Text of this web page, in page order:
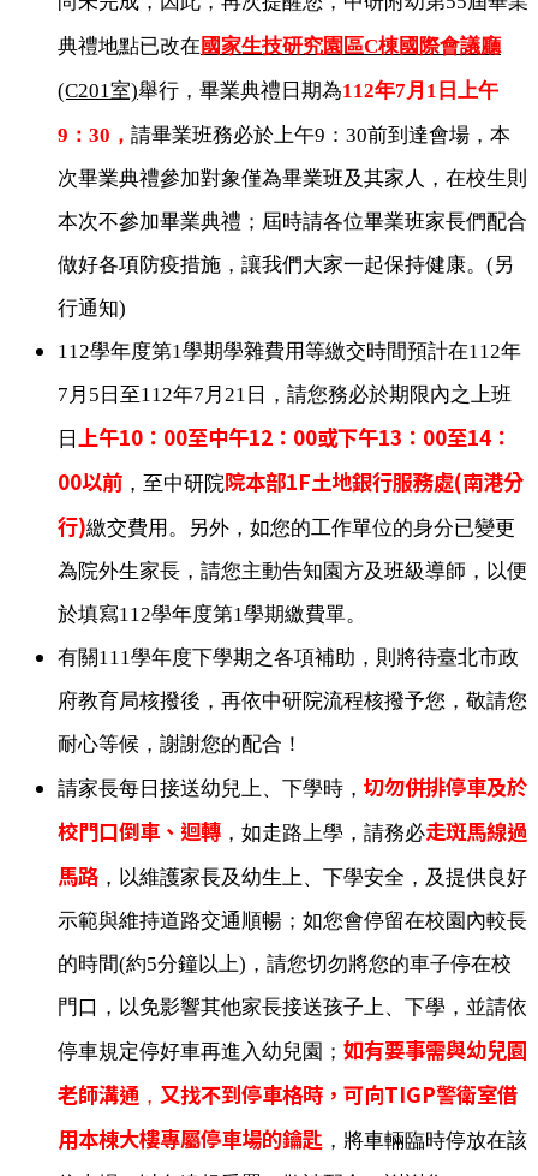
典禮地點已改在 國家生技研究園區C棟國際會議廳
(C201室)舉行，畢業典禮日期為112年7月1日上午
9：30， 請畢業班務必於上午9：30前到達會場， 本
次畢業典禮參加對象僅為畢業班及其家人，在校生則
本次不參加畢業典禮；屆時請各位畢業班家長們配合
做好各項防疫措施，讓我們大家一起保持健康。(另
行通知)
112學年度第1學期學雜費用等繳交時間預計在112年
7月5日至112年7月21日，請您務必於期限內之上班
日 上午10：00至中午12：00或下午13：00至14：
00以前 ，至中研院院本部1F土地銀行服務處(南港分
行)繳交費用。另外，如您的工作單位的身分已變更
為院外生家長，請您主動告知園方及班級導師，以便
於填寫112學年度第1學期繳費單。
有關111學年度下學期之各項補助，則將待臺北市政
府教育局核撥後，再依中研院流程核撥予您，敬請您
耐心等候，謝謝您的配合！
請家長每日接送幼兒上、下學時， 切勿併排停車及於
校門口倒車、迴轉 ，如走路上學，請務必走斑馬線過
馬路 ，以維護家長及幼生上、下學安全，及提供良好
示範與維持道路交通順暢；如您會停留在校園內較長
的時間(約5分鐘以上)，請您切勿將您的車子停在校
門口，以免影響其他家長接送孩子上、下學，並請依
停車規定停好車再進入幼兒園； 如有要事需與幼兒園
老師溝通 ， 又找不到停車格時，可向TIGP警衛室借
用本棟大樓專屬停車場的鑰匙 ，將車輛臨時停放在該